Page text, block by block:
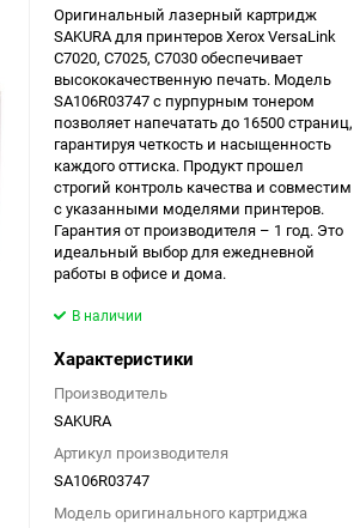
Оригинальный лазерный картридж
SAKURA для принтеров Xerox VersaLink
C7020, C7025, C7030 обеспечивает
высококачественную печать. Модель
SA106R03747 с пурпурным тонером
позволяет напечатать до 16500 страниц,
гарантируя четкость и насыщенность
каждого оттиска. Продукт прошел
строгий контроль качества и совместим
с указанными моделями принтеров.
Гарантия от производителя – 1 год. Это
идеальный выбор для ежедневной
работы в офисе и дома.
В наличии
Характеристики
Производитель
SAKURA
Артикул производителя
SA106R03747
Модель оригинального картриджа